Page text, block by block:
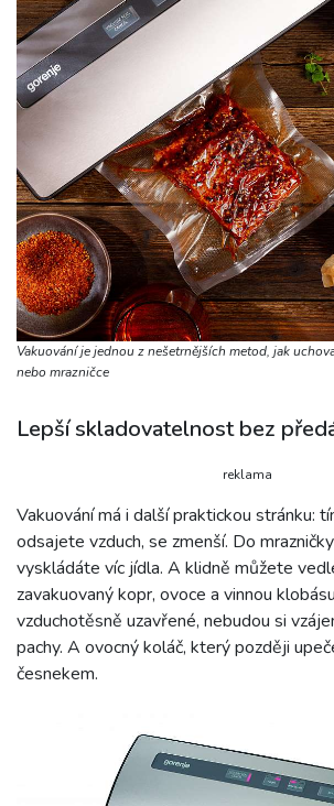
Vakuování je jednou z nešetrnějších metod, jak
nebo mrazničce
Lepší skladovatelnost bez
reklama
Vakuování má i další praktickou stránku:
odsajete vzduch, se zmenší. Do
vyskládáte víc jídla. A klidně můžete
zavakuovaný kopr, ovoce a vinnou
vzduchotěsně uzavřené, nebudou si
pachy. A ovocný koláč, který později
česnekem.